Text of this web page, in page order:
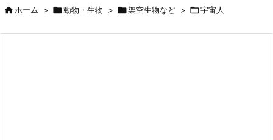
ホーム > 動物・生物 > 架空生物など > 宇宙人